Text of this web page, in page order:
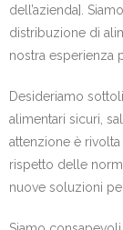
dell’azienda].
distribuzione di
nostra esperienza
Desideriamo
alimentari sicuri,
attenzione è
rispetto delle
nuove soluzioni